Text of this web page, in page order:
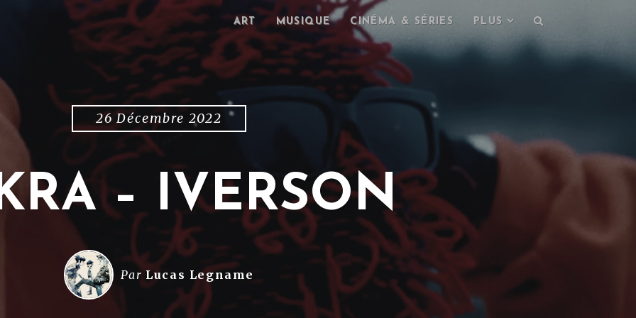
ART MUSIQUE CINÉMA & SÉRIES PLUS
26 Décembre 2022
– IVERSON
Par Lucas Legname